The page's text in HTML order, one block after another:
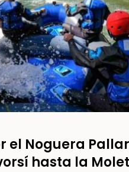
el Noguera
hasta la